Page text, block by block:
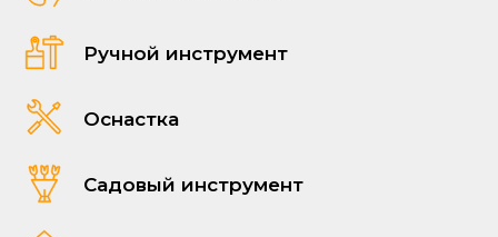
Ручной инструмент
Оснастка
Садовый инструмент